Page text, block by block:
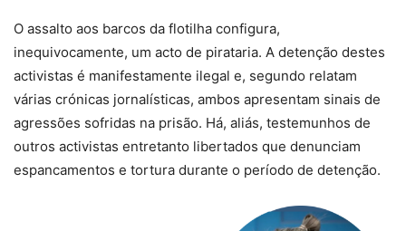
O assalto aos barcos da flotilha configura,
inequivocamente, um acto de pirataria. A detenção destes
activistas é manifestamente ilegal e, segundo relatam
várias crónicas jornalísticas, ambos apresentam sinais de
agressões sofridas na prisão. Há, aliás, testemunhos de
outros activistas entretanto libertados que denunciam
espancamentos e tortura durante o período de detenção.